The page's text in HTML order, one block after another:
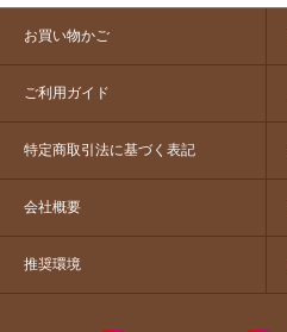
お買い物かご
ご利用ガイド
特定商取引法に基づく表記
会社概要
推奨環境